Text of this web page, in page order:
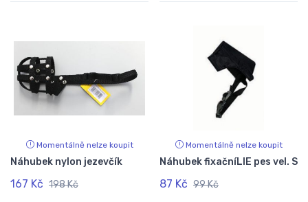
Momentálně nelze koupit
Náhubek nylon jezevčík
167 Kč 198 Kč
Momentálně nelze koupit
Náhubek fixačníLIE pes vel. S
87 Kč 99 Kč